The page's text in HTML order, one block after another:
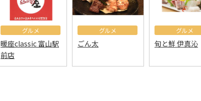
グルメ
暖座classic 富山駅
前店
グルメ
ごん太
グルメ
旬と鮮 伊真沁